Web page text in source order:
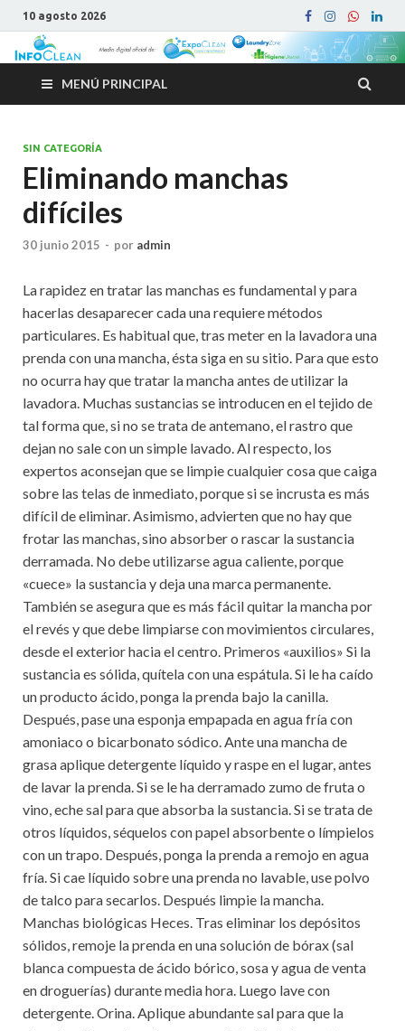
10 agosto 2026
MENÚ PRINCIPAL
SIN CATEGORÍA
Eliminando manchas
difíciles
30 junio 2015 - por admin
La rapidez en tratar las manchas es fundamental y para
hacerlas desaparecer cada una requiere métodos
particulares. Es habitual que, tras meter en la lavadora una
prenda con una mancha, ésta siga en su sitio. Para que esto
no ocurra hay que tratar la mancha antes de utilizar la
lavadora. Muchas sustancias se introducen en el tejido de
tal forma que, si no se trata de antemano, el rastro que
dejan no sale con un simple lavado. Al respecto, los
expertos aconsejan que se limpie cualquier cosa que caiga
sobre las telas de inmediato, porque si se incrusta es más
difícil de eliminar. Asimismo, advierten que no hay que
frotar las manchas, sino absorber o rascar la sustancia
derramada. No debe utilizarse agua caliente, porque
«cuece» la sustancia y deja una marca permanente.
También se asegura que es más fácil quitar la mancha por
el revés y que debe limpiarse con movimientos circulares,
desde el exterior hacia el centro. Primeros «auxilios» Si la
sustancia es sólida, quítela con una espátula. Si le ha caído
un producto ácido, ponga la prenda bajo la canilla.
Después, pase una esponja empapada en agua fría con
amoniaco o bicarbonato sódico. Ante una mancha de
grasa aplique detergente líquido y raspe en el lugar, antes
de lavar la prenda. Si se le ha derramado zumo de fruta o
vino, eche sal para que absorba la sustancia. Si se trata de
otros líquidos, séquelos con papel absorbente o límpielos
con un trapo. Después, ponga la prenda a remojo en agua
fría. Si cae líquido sobre una prenda no lavable, use polvo
de talco para secarlos. Después limpie la mancha.
Manchas biológicas Heces. Tras eliminar los depósitos
sólidos, remoje la prenda en una solución de bórax (sal
blanca compuesta de ácido bórico, sosa y agua de venta
en droguerías) durante media hora. Luego lave con
detergente. Orina. Aplique abundante sal para que la